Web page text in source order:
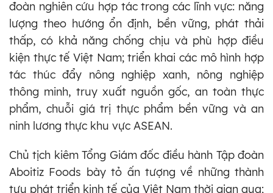
đoàn nghiên cứu hợp tác trong các lĩnh vực: năng
lượng theo hướng ổn định, bền vững, phát thải
thấp, có khả năng chống chịu và phù hợp điều
kiện thực tế Việt Nam; triển khai các mô hình hợp
tác thúc đẩy nông nghiệp xanh, nông nghiệp
thông minh, truy xuất nguồn gốc, an toàn thực
phẩm, chuỗi giá trị thực phẩm bền vững và an
ninh lương thực khu vực ASEAN.
Chủ tịch kiêm Tổng Giám đốc điều hành Tập đoàn
Aboitiz Foods bày tỏ ấn tượng về những thành
tựu phát triển kinh tế của Việt Nam thời gian qua;